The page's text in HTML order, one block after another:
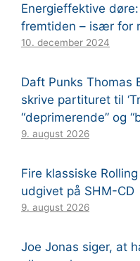
Energieffektive
fremtiden – især for
10. december 2024
Daft Punks Thomas
skrive partituret til
“deprimerende” og
9. august 2026
Fire klassiske
udgivet på SHM-CD
9. august 2026
Joe Jonas siger, at